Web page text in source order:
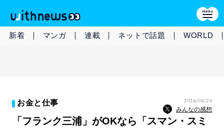
新着 マンガ 連載 ネットで話題 WORLD
お金と仕事 2016/04/24
みんなの感想
「フランク三浦」がOKなら「スマン・スミ